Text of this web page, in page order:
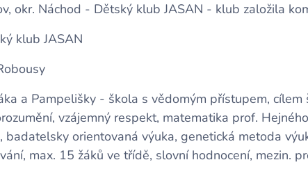
okr. Náchod - Dětský klub JASAN - klub založila
klub JASAN
a Pampelišky - škola s vědomým přístupem,
vzájemný respekt, matematika prof.
badatelsky orientovaná výuka, genetická metoda
max. 15 žáků ve třídě, slovní hodnocení, mezin.